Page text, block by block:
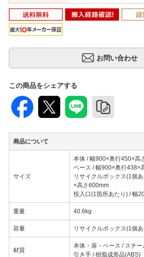
この商品をシェアする
商品について
サイズ
本体 / 幅900×奥行450×高
ベース / 幅900×奥行438×
リサイクルボックス(1個
×高さ600mm
投入口(1箇所あたり) / 幅
重量 40.6kg
容量 リサイクルボックス(1個あ
材質
本体・扉・ベース / スチ
引き手 / 樹脂成形品(ABS)